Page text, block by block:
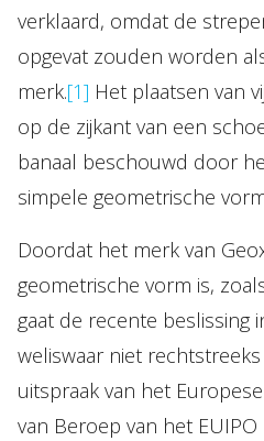
verklaard, omdat de
opgevat zouden worden
merk.[1] Het plaatsen van
op de zijkant van een
banaal beschouwd door
simpele geometrische
Doordat het merk van
geometrische vorm is,
gaat de recente beslissing
weliswaar niet
uitspraak van het
van Beroep van het